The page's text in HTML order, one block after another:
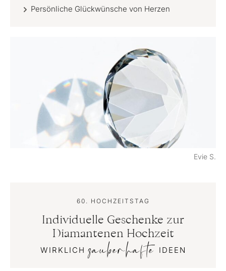
Persönliche Glückwünsche von Herzen
Evie S.
60. HOCHZEITSTAG
Individuelle Geschenke zur
Diamantenen Hochzeit
WIRKLICHzauberhafte IDEEN